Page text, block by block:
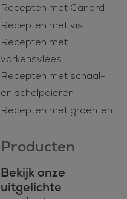
Recepten met Canard
Recepten met vis
Recepten met
varkensvlees
Recepten met schaal-
en schelpdieren
Recepten met groenten
Producten
Bekijk onze
uitgelichte